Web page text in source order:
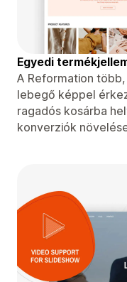
Egyedi
A Reformation
lebegő képpel
ragadós kosárba
konverziók